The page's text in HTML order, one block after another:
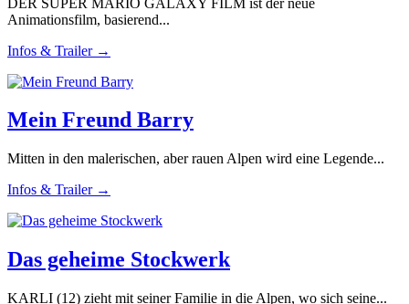
Animationsfilm, basierend...
Infos & Trailer →
Mein Freund Barry
Mitten in den malerischen, aber rauen Alpen wird eine Legende...
Infos & Trailer →
Das geheime Stockwerk
KARLI (12) zieht mit seiner Familie in die Alpen, wo sich seine...